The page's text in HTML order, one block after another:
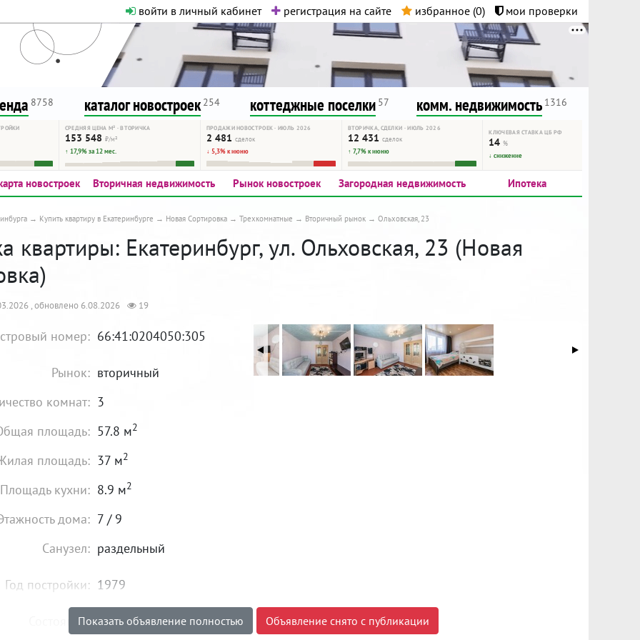
войти в личный кабинет регистрация на сайте избранное (0) мои проверки
Никакого шок-контента.
как он помогает вам. Удачи!
8758 каталог новостроек 254 коттеджные поселки 57 комм. недвижимость 1316
СРЕДНЯЯ ЦЕНА М² · ВТОРИЧКА
153 548 ₽/м²
↑ 17,9% за 12 мес.
ПРОДАЖИ НОВОСТРОЕК · ИЮЛЬ 2026
2 481 сделок
↓ 5,3% к июню
ВТОРИЧКА, СДЕЛКИ · ИЮЛЬ 2026
12 431 сделок
↑ 7,7% к июню
КЛЮЧЕВАЯ СТАВКА ЦБ РФ
14%
↓ снижение
новостроек Вторичная недвижимость Рынок новостроек Загородная недвижимость Ипотека
Купить квартиру в Екатеринбурге Новая Сортировка Трехкомнатные Вторичный рынок Ольховская, 23
квартиры: Екатеринбург, ул. Ольховская, 23 (Новая
, обновлено 6.08.2026 19
номер: 66:41:0204050:305
Рынок: вторичный
комнат: 3
площадь: 57.8 м2
площадь: 37 м2
Площадь кухни: 8.9 м2
дома: 7 / 9
Санузел: раздельный
Год постройки: 1979
Состояние: хорошее
Показать объявление полностью Объявление снято с публикации